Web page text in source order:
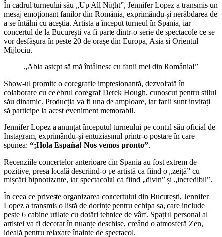
În cadrul turneului său „Up All Night”, Jennifer Lopez a transmis un
mesaj emoționant fanilor din România, exprimându-și nerăbdarea de
a se întâlni cu aceștia. Artista a început turneul în Spania, iar
concertul de la București va fi parte dintr-o serie de spectacole ce se
vor desfășura în peste 20 de orașe din Europa, Asia și Orientul
Mijlociu.
„Abia aștept să mă întâlnesc cu fanii mei din România!”
Show-ul promite o coregrafie impresionantă, dezvoltată în
colaborare cu celebrul coregraf Derek Hough, cunoscut pentru stilul
său dinamic. Producția va fi una de amploare, iar fanii sunt invitați
să participe la acest eveniment memorabil.
Jennifer Lopez a anunțat începutul turneului pe contul său oficial de
Instagram, exprimându-și entuziasmul printr-o postare în care
spunea: “¡Hola España! Nos vemos pronto”.
Recenziile concertelor anterioare din Spania au fost extrem de
pozitive, presa locală descriind-o pe artistă ca fiind o „zeiță” cu
mișcări hipnotizante, iar spectacolul ca fiind „divin” și „incredibil”.
În ceea ce privește organizarea concertului din București, Jennifer
Lopez a transmis o listă de dorințe pentru echipa sa, care include
peste 6 cabine utilate cu dotări tehnice de vârf. Spațiul personal al
artistei va fi decorat în nuanțe deschise, creând o atmosferă Zen,
ideală pentru relaxare înainte de spectacol.